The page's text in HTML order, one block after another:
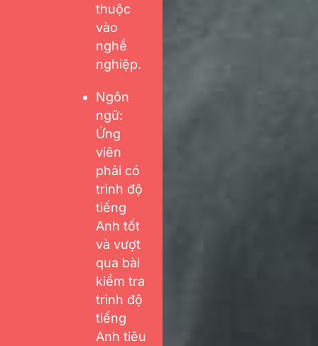
thuộc
vào
nghề
nghiệp.
Ngôn
ngữ:
Ứng
viên
phải có
trình độ
tiếng
Anh tốt
và vượt
qua bài
kiểm tra
trình độ
tiếng
Anh tiêu